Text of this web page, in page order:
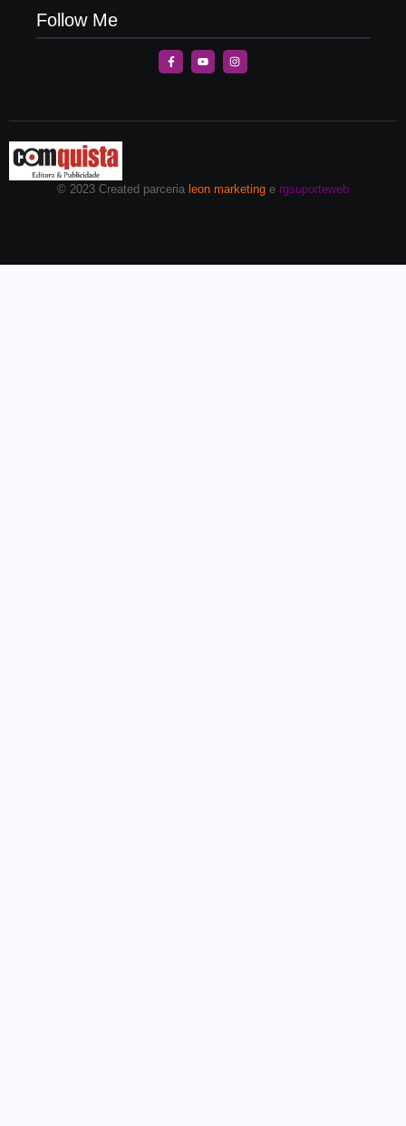
Follow Me
© 2023 Created parceria leon marketing e rgsuporteweb